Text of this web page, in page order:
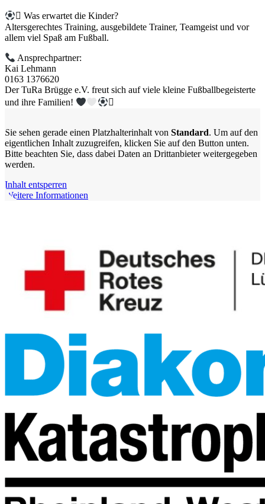
 Was erwartet die Kinder?
Altersgerechtes Training, ausgebildete Trainer, Teamgeist und vor
allem viel Spaß am Fußball.
Ansprechpartner:
Kai Lehmann
0163 1376620
Der TuRa Brügge e.V. freut sich auf viele kleine Fußballbegeisterte
und ihre Familien!

Sie sehen gerade einen Platzhalterinhalt von Standard. Um auf den
eigentlichen Inhalt zuzugreifen, klicken Sie auf den Button unten.
Bitte beachten Sie, dass dabei Daten an Drittanbieter weitergegeben
werden.
Inhalt entsperren
Weitere Informationen